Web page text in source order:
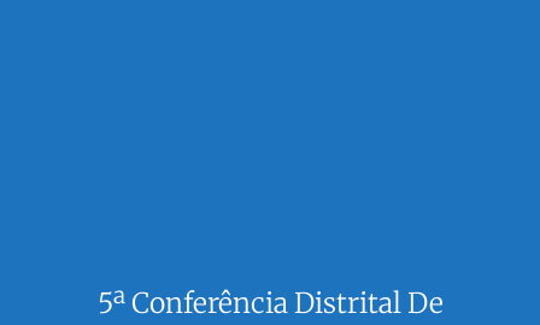
5ª Conferência Distrital De